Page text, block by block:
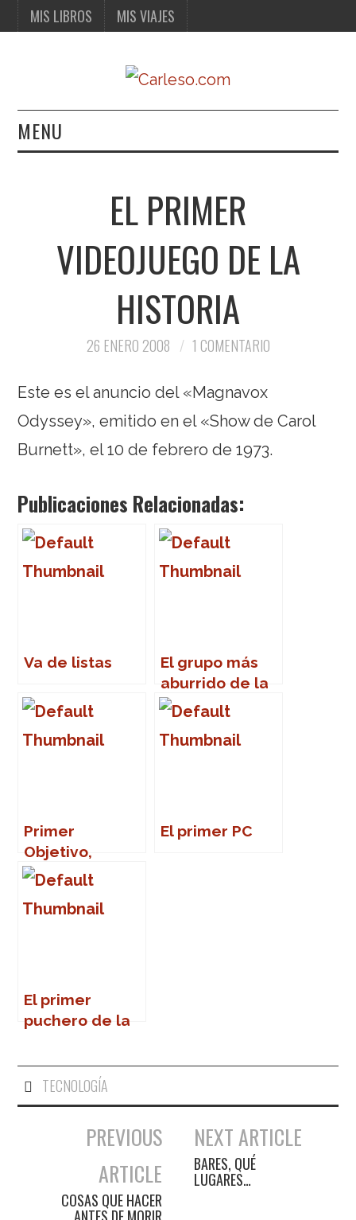
MIS LIBROS MIS VIAJES
MENU
MIS VIAJESEL PRIMER
VIDEOJUEGO DE LA
HISTORIA
26 ENERO 2008 1 COMENTARIO
Este es el anuncio del «Magnavox
Odyssey», emitido en el «Show de Carol
Burnett», el 10 de febrero de 1973.
Publicaciones Relacionadas:
Va de listas
El grupo más
aburrido de la
historia
Primer
Objetivo,
cumplido
El primer PC
El primer
puchero de la
TECNOLOGÍA
Navegación de entradas
PREVIOUS
ARTICLE
COSAS QUE HACER
NEXT ARTICLE
BARES, QUÉ
LUGARES…